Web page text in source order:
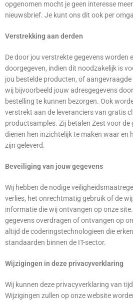
opgenomen mocht je geen interesse
nieuwsbrief. Je kunt ons dit ook per
Verstrekking aan derden
De door jou verstrekte gegevens worden
doorgegeven, indien dit noodzakelijk is
jou bestelde producten, of
wij bijvoorbeeld jouw adresgegevens
bestelling te kunnen bezorgen. Ook
verstrekt aan de leveranciers van gratis
productsamples. Zij betalen Zest voor de
dienen hen inzichtelijk te maken waar en
zijn geleverd.
Beveiliging van jouw gegevens
Wij hebben de nodige
verlies, het onrechtmatig gebruik of de
informatie die wij ontvangen op onze
gegevens overdragen of ontvangen op
altijd de coderingstechnologieen die
standaarden binnen de IT-sector.
Wijzigingen in deze privacyverklaring
Wij kunnen deze privacyverklaring van
Wijzigingen zullen op onze website